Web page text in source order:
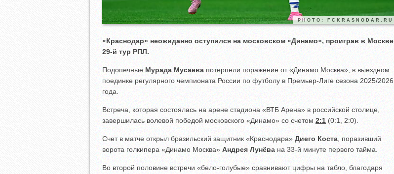
PHOTO: FCKRASNODAR.RU
«Краснодар» неожиданно оступился на московском «Динамо», проиграв в Москве
29-й тур РПЛ.
Подопечные Мурада Мусаева потерпели поражение от «Динамо Москва», в выездном
поединке регулярного чемпионата России по футболу в Премьер-Лиге сезона 2025/2026
года.
Встреча, которая состоялась на арене стадиона «ВТБ Арена» в российской столице,
завершилась волевой победой московского «Динамо» со счетом 2:1 (0:1, 2:0).
Счет в матче открыл бразильский защитник «Краснодара» Диего Коста , поразивший
ворота голкипера «Динамо Москва» Андрея Лунёва на 33-й минуте первого тайма.
Во второй половине встречи «бело-голубые» сравнивают цифры на табло, благодаря